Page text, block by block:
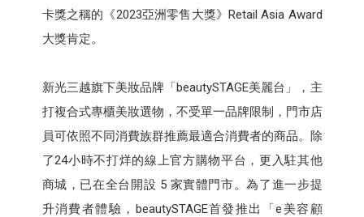
卡獎之稱的《2023亞洲零售大獎》Retail Asia Award
大獎肯定。
新光三越旗下美妝品牌「beautySTAGE美麗台」，主
打複合式專櫃美妝選物，不受單一品牌限制，門市店
員可依照不同消費族群推薦最適合消費者的商品。除
了24小時不打烊的線上官方購物平台，更入駐其他
商城，已在全台開設 5 家實體門市。為了進一步提
升消費者體驗，beautySTAGE首發推出「e美容顧